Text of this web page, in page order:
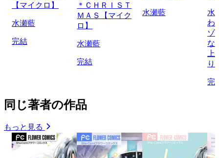
【マイクロ】
水瀬藍
完結
＊ＣＨＲＩＳＴ
ＭＡＳ【マイク
ロ】
水瀬藍
完結
水瀬藍
水
わ
ゾ
な
り
完
同じ著者の作品
もっと見る